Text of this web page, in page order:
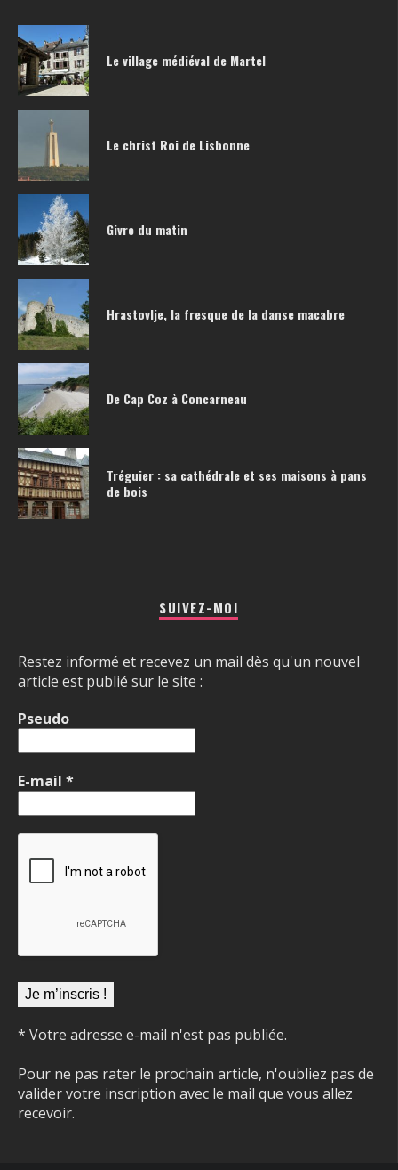
Le village médiéval de Martel
Le christ Roi de Lisbonne
Givre du matin
Hrastovlje, la fresque de la danse macabre
De Cap Coz à Concarneau
Tréguier : sa cathédrale et ses maisons à pans
de bois
SUIVEZ-MOI
Restez informé et recevez un mail dès qu'un nouvel
article est publié sur le site :
Pseudo
E-mail *
* Votre adresse e-mail n'est pas publiée.
Pour ne pas rater le prochain article, n'oubliez pas de
valider votre inscription avec le mail que vous allez
recevoir.